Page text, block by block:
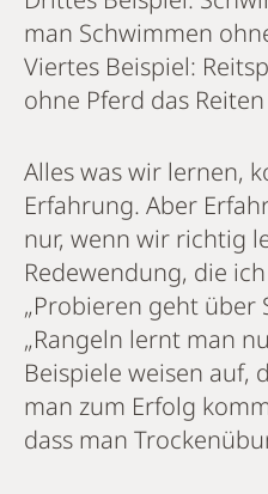
man Schwimmen
Viertes Beispiel:
ohne Pferd das
Alles was wir lernen,
Erfahrung. Aber
nur, wenn wir richtig
Redewendung, die
„Probieren geht über
„Rangeln lernt man
Beispiele weisen auf,
man zum Erfolg
dass man